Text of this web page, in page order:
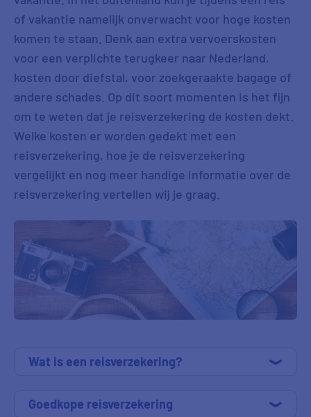
of vakantie namelijk onverwacht voor hoge kosten
komen te staan. Denk aan extra vervoerskosten
voor een verplichte terugkeer naar Nederland,
kosten door diefstal, voor zoekgeraakte bagage of
andere schades. Op dit soort momenten is het fijn
om te weten dat je reisverzekering de kosten dekt.
Welke kosten er worden gedekt met een
reisverzekering, hoe je de reisverzekering
vergelijkt en nog meer handige informatie over de
reisverzekering vertellen wij je graag.
Wat is een reisverzekering?
Goedkope reisverzekering